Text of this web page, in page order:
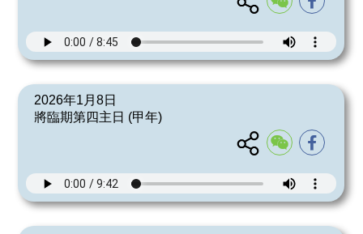
2026年1月8日
將臨期第四主日 (甲年)